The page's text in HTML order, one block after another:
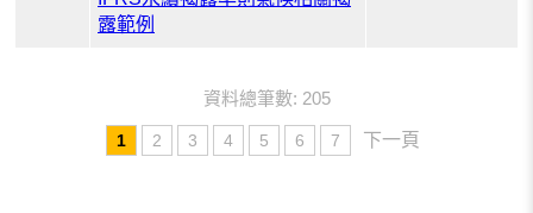
露範例
資料總筆數: 205
1 2 3 4 5 6 7 下一頁